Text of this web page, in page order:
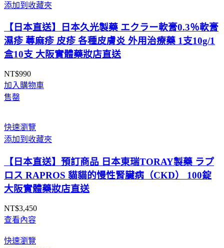
添加到收藏夾
【日本直送】日本久光製藥 エクラー軟膏0.3％軟膏
濕疹 蕁麻疹 皮疹 各種皮膚炎 外用治療藥 1支10g/1
盒10支 大阪實體藥妝店直送
NT$990
加入購物車
售罄
快速瀏覽
添加到收藏夾
【日本直送】預訂商品 日本東瑞TORAY製藥 ラプ
ロス RAPROS 貓貓的慢性腎臟病（CKD） 100錠
大阪實體藥妝店直送
NT$3,450
查看內容
快速瀏覽